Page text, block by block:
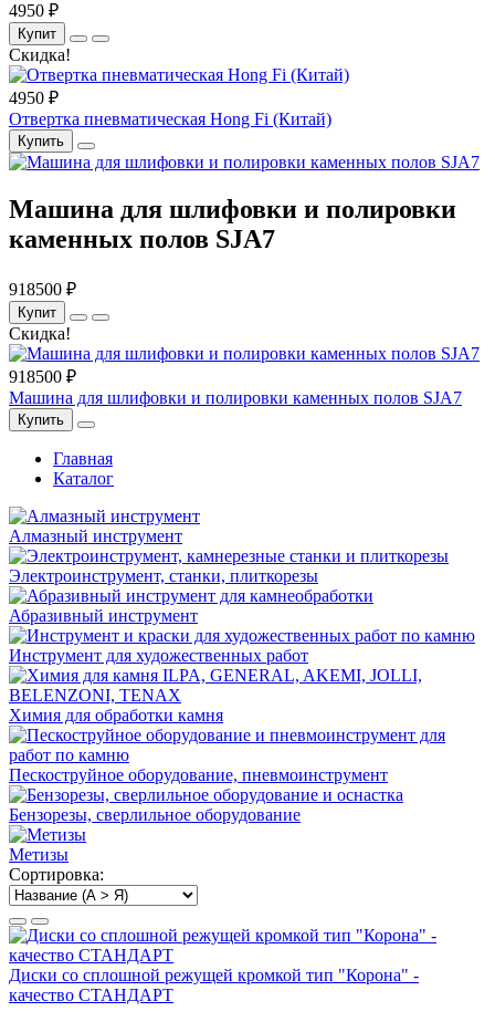
4950 ₽
Купит
Скидка!
4950 ₽
Отвертка пневматическая Hong Fi (Китай)
Купить
Машина для шлифовки и полировки
каменных полов SJA7
918500 ₽
Купит
Скидка!
918500 ₽
Машина для шлифовки и полировки каменных полов SJA7
Купить
Главная
Каталог
Алмазный инструмент
Электро­инструмент, станки, плиткорезы
Абразивный инструмент
Инструмент для художественных работ
Химия для обработки камня
Пескоструйное оборудование, пневмоинструмент
Бензорезы, сверлильное оборудование
Метизы
Сортировка:
Диски со сплошной режущей кромкой тип "Корона" -
качество СТАНДАРТ